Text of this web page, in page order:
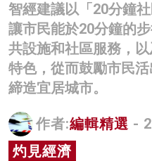
科技
影片
名家榜
關於我們
智經建議以「20分鐘
讓市民能於20分鐘的
共設施和社區服務，
特色，從而鼓勵市民
締造宜居城市。
作者:編輯精選 -
灼見經濟